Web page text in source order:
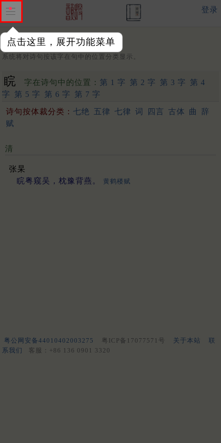
点击这里，展开功能菜单
登录
字：
系统将对诗句按该字在句中的位置分类显示。
睆 字在诗句中的位置： 第 1 字 第 2 字 第 3 字
第 4
字
第 5 字 第 6 字 第 7 字
诗句按体裁分类： 七绝 五律 七律 词 四言 古体 曲
辞
赋
清
张杲
睆粤窥吴，枕豫背燕。
黄鹤楼赋
粤公网安备44010402003275 粤ICP备17077571号 关于本站
联
系我们
客服：+86 136 0901 3320